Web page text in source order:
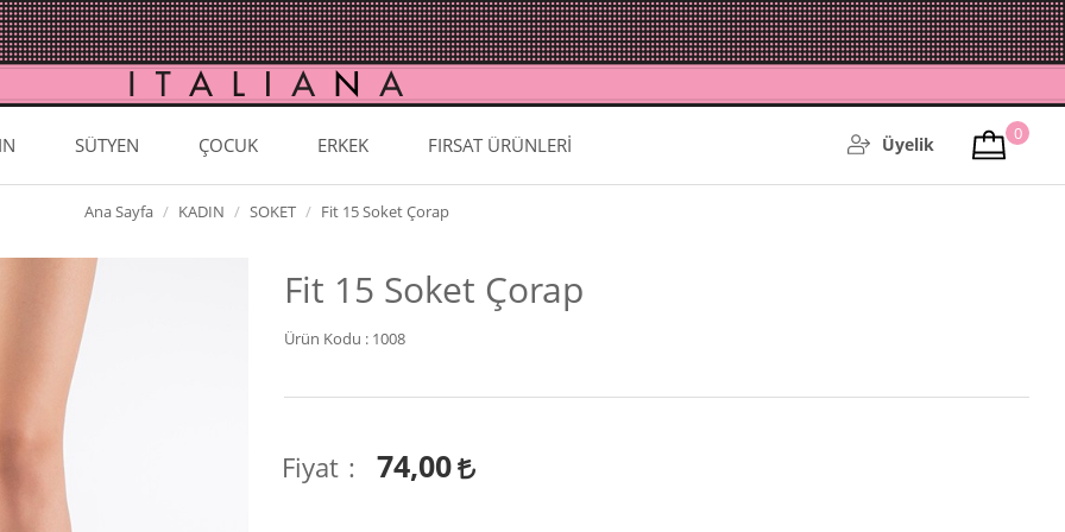
SÜTYEN ÇOCUK ERKEK FIRSAT ÜRÜNLERİ Üyelik 0
Ana Sayfa KADIN SOKET Fit 15 Soket Çorap
Fit 15 Soket Çorap
Ürün Kodu : 1008
Fiyat 74,00